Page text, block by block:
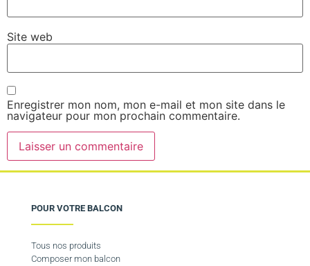
Site web
Enregistrer mon nom, mon e-mail et mon site dans le
navigateur pour mon prochain commentaire.
POUR VOTRE BALCON
Tous nos produits
Composer mon balcon